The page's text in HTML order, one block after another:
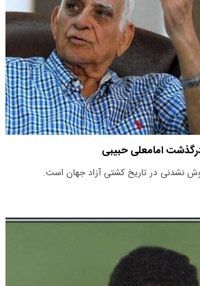
امامعلی حبیبی
نشدنی در تاریخ کشتی آزاد جهان است.